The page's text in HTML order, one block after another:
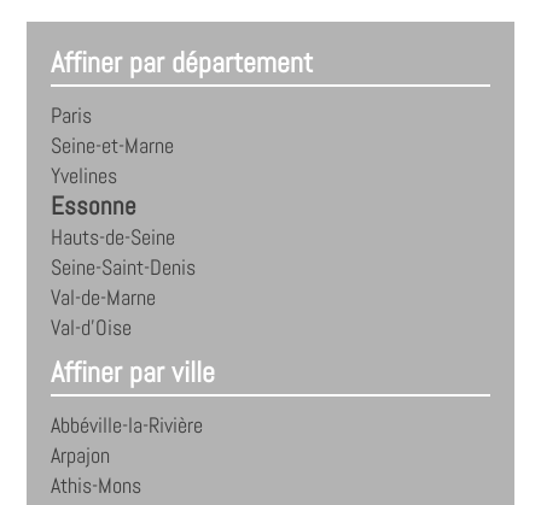
Affiner par département
Paris
Seine-et-Marne
Yvelines
Essonne
Hauts-de-Seine
Seine-Saint-Denis
Val-de-Marne
Val-d'Oise
Affiner par ville
Abbéville-la-Rivière
Arpajon
Athis-Mons